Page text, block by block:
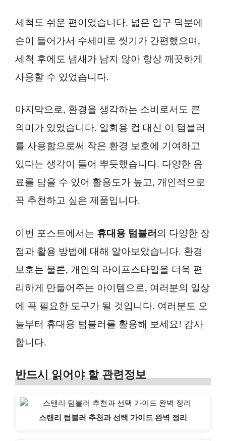
세척도 쉬운 편이었습니다. 넓은 입구 덕분에
손이 들어가서 수세미로 씻기가 간편했으며,
세척 후에도 냄새가 남지 않아 항상 깨끗하게
사용할 수 있었습니다.
마지막으로, 환경을 생각하는 소비로서도 큰
의미가 있었습니다. 일회용 컵 대신 이 텀블러
를 사용함으로써 작은 환경 보호에 기여하고
있다는 생각이 들어 뿌듯했습니다. 다양한 음
료를 담을 수 있어 활용도가 높고, 개인적으로
꼭 추천하고 싶은 제품입니다.
이번 포스트에서는 휴대용 텀블러 의 다양한 장
점과 활용 방법에 대해 알아보았습니다. 환경
보호는 물론, 개인의 라이프스타일을 더욱 편
리하게 만들어주는 아이템으로, 여러분의 일상
에 꼭 필요한 도구가 될 것입니다. 여러분도 오
늘부터 휴대용 텀블러를 활용해 보세요! 감사
합니다.
반드시 읽어야 할 관련정보
스탠리 텀블러 추천과 선택 가이드 완벽 정리